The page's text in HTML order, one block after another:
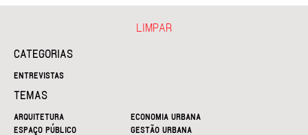
CATEGORIAS
ENTREVISTAS
TEMAS
ARQUITETURA
ECONOMIA URBANA
ESPAÇO PÚBLICO
GESTÃO URBANA
LIMPAR